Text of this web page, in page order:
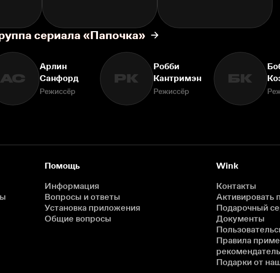
сериала «Папочка»
АС
Арлин
Санфорд
Режиссёр
РК
Робби
Кантримэн
Режиссёр
БК
Помощь
Информация
Вопросы и ответы
Установка приложения
Общие вопросы
Wink
Контакты
Активировать
Подарочный
Документы
Правила
Подарки от